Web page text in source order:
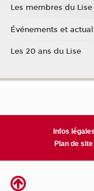
Les membres du Lise
Événements et
Les 20 ans du Lise
Infos légales
Plan de site